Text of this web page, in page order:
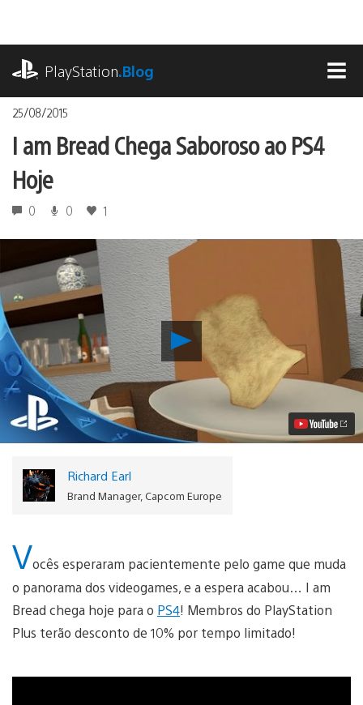
o
conteúdoPlayStation.Blog
25/08/2015
I am Bread Chega Saboroso ao PS4
Hoje
0 0 1
Reproduzir
am
Bread
Chega
Saboroso
ao
PS4
Richard Earl
Brand Manager, Capcom Europe
Vocês esperaram pacientemente pelo game que muda
o panorama dos videogames, e a espera acabou… I am
Bread chega hoje para o PS4! Membros do PlayStation
Plus terão desconto de 10% por tempo limitado!